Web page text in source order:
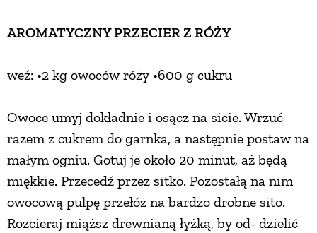
AROMATYCZNY PRZECIER Z RÓŻY
weź: •2 kg owoców róży •600 g cukru
Owoce umyj dokładnie i osącz na sicie. Wrzuć
razem z cukrem do garnka, a następnie postaw na
małym ogniu. Gotuj je około 20 minut, aż będą
miękkie. Przecedź przez sitko. Pozostałą na nim
owocową pulpę przełóż na bardzo drobne sito.
Rozcieraj miąższ drewnianą łyżką, by od- dzielić